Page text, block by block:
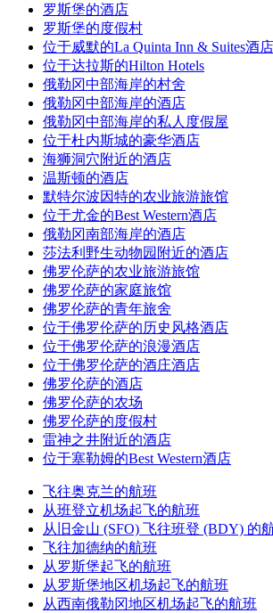
罗斯堡的酒店
罗斯堡的度假村
位于威默的La Quinta Inn & Suites酒店
位于达拉斯的Hilton Hotels
俄勒冈中部海岸的村舍
俄勒冈中部海岸的酒店
俄勒冈中部海岸的私人度假屋
位于杜内斯城的豪华酒店
海狮洞穴附近的酒店
温斯顿的酒店
默特尔波因特的农业旅游旅馆
位于尤金的Best Western酒店
俄勒冈南部海岸的酒店
莎法利野生动物园附近的酒店
佛罗伦萨的农业旅游旅馆
佛罗伦萨的家庭旅馆
佛罗伦萨的青年旅舍
位于佛罗伦萨的历史风格酒店
位于佛罗伦萨的浪漫酒店
位于佛罗伦萨的酒庄酒店
佛罗伦萨的酒店
佛罗伦萨的农场
佛罗伦萨的度假村
雷神之井附近的酒店
位于塞勒姆的Best Western酒店
飞往奥克兰的航班
从班登立机场起飞的航班
从旧金山 (SFO) 飞往班登 (BDY) 的
飞往加德纳的航班
从罗斯堡起飞的航班
从罗斯堡地区机场起飞的航班
从西南俄勒冈地区机场起飞的航班